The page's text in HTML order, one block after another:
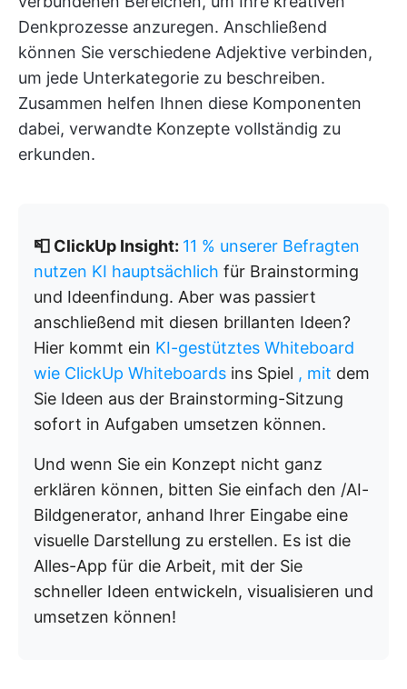
Denkprozesse anzuregen. Anschließend
können Sie verschiedene Adjektive verbinden,
um jede Unterkategorie zu beschreiben.
Zusammen helfen Ihnen diese Komponenten
dabei, verwandte Konzepte vollständig zu
erkunden.
📮 ClickUp Insight: 11 % unserer Befragten
nutzen KI hauptsächlich für Brainstorming
und Ideenfindung. Aber was passiert
anschließend mit diesen brillanten Ideen?
Hier kommt ein KI-gestütztes Whiteboard
wie ClickUp Whiteboards ins Spiel , mit dem
Sie Ideen aus der Brainstorming-Sitzung
sofort in Aufgaben umsetzen können.
Und wenn Sie ein Konzept nicht ganz
erklären können, bitten Sie einfach den /AI-
Bildgenerator, anhand Ihrer Eingabe eine
visuelle Darstellung zu erstellen. Es ist die
Alles-App für die Arbeit, mit der Sie
schneller Ideen entwickeln, visualisieren und
umsetzen können!